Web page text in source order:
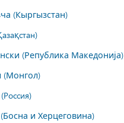
(Кыргызстан)
(Република Македонија)
(Монгол)
и Херцеговина)